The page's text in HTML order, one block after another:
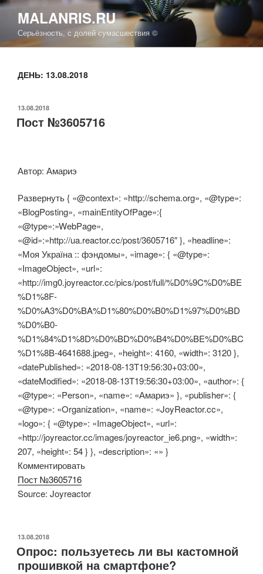
Перейти
содержимому
MALANRIS.RU
Серьёзность, с долей сумасшествия ©
ДЕНЬ: 13.08.2018
ОПУБЛИКОВАНО
13.08.2018
Пост №3605716
Автор: Амариэ
Развернуть { «@context»: «http://schema.org», «@type»:
«BlogPosting», «mainEntityOfPage»:{
«@type»:»WebPage»,
«@id»:»http://ua.reactor.cc/post/3605716″ }, «headline»:
«Моя Україна :: фэндомы», «image»: { «@type»:
«ImageObject», «url»:
«http://img0.joyreactor.cc/pics/post/full/%D0%9C%D0%BE
%D1%8F-
%D0%A3%D0%BA%D1%80%D0%B0%D1%97%D0%BD
%D0%B0-
%D1%84%D1%8D%D0%BD%D0%B4%D0%BE%D0%BC
%D1%8B-4641688.jpeg», «height»: 4160, «width»: 3120 },
«datePublished»: «2018-08-13T19:56:30+03:00»,
«dateModified»: «2018-08-13T19:56:30+03:00», «author»: {
«@type»: «Person», «name»: «Амариэ» }, «publisher»: {
«@type»: «Organization», «name»: «JoyReactor.cc»,
«logo»: { «@type»: «ImageObject», «url»:
«http://joyreactor.cc/images/joyreactor_ie6.png», «width»:
207, «height»: 54 } }, «description»: «» }
Комментировать
Пост №3605716
Source: Joyreactor
ОПУБЛИКОВАНО
13.08.2018
Опрос: пользуетесь ли вы кастомной
прошивкой на смартфоне?